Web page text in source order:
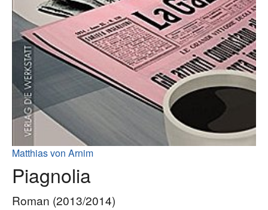
Matthias von Arnim
Piagnolia
Roman (2013/2014)